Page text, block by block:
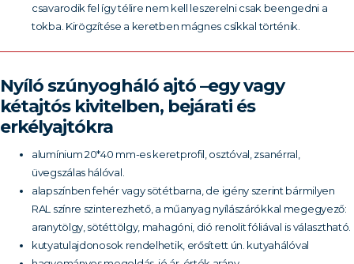
csavarodik fel így télire nem kell leszerelni csak beengedni a
tokba. Kirögzítése a keretben mágnes csíkkal történik.
Nyíló szúnyogháló ajtó –egy vagy
kétajtós kivitelben, bejárati és
erkélyajtókra
alumínium 20*40 mm-es keretprofil, osztóval, zsanérral,
üvegszálas hálóval.
alapszínben fehér vagy sötétbarna, de igény szerint bármilyen
RAL színre szinterezhető, a műanyag nyílászárókkal megegyező:
aranytölgy, sötéttölgy, mahagóni, dió renolit fóliával is választható.
kutyatulajdonosok rendelhetik, erősített ún. kutyahálóval